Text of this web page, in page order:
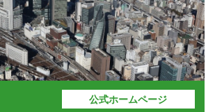
公式ホームページ